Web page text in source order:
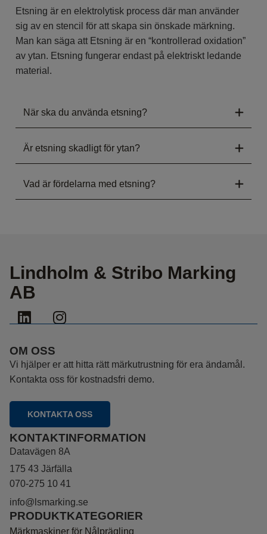
Etsning är en elektrolytisk process där man använder
sig av en stencil för att skapa sin önskade märkning.
Man kan säga att Etsning är en “kontrollerad oxidation”
av ytan. Etsning fungerar endast på elektriskt ledande
material.
När ska du använda etsning?
Är etsning skadligt för ytan?
Vad är fördelarna med etsning?
Lindholm & Stribo Marking
AB
OM OSS
Vi hjälper er att hitta rätt märkutrustning för era ändamål.
Kontakta oss för kostnadsfri demo.
KONTAKTA OSS
PRODUKTKATEGORIER
Märkmaskiner för Nålprägling
KONTAKTINFORMATION
Datavägen 8A
​​​​​​​175 43 Järfälla
070-275 10 41
info@lsmarking.se